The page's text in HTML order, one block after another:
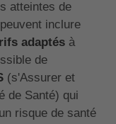
atteintes de
inclure
adaptésà
de
(s'Assurer et
de Santé) qui
risque de santé